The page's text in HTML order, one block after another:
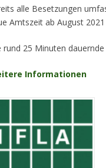
alle Besetzungen
Amtszeit ab August
rund 25 Minuten dauernde
Informationen